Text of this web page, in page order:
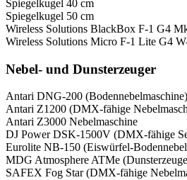
Spiegelkugel 40 cm
Spiegelkugel 50 cm
Wireless Solutions BlackBox F-1 G4
Wireless Solutions Micro F-1 Lite G4
Nebel- und Dunsterzeuger
Antari DNG-200 (Bodennebelmaschine)
Antari Z1200 (DMX-fähige
Antari Z3000 Nebelmaschine
DJ Power DSK-1500V (DMX-fähige
Eurolite NB-150 (Eiswürfel-
MDG Atmosphere ATMe
SAFEX Fog Star (DMX-fähige